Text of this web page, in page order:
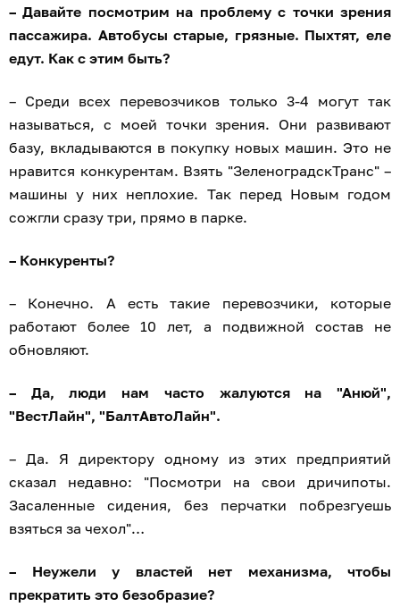
– Давайте посмотрим на проблему с точки зрения
пассажира. Автобусы старые, грязные. Пыхтят, еле
едут. Как с этим быть?
– Среди всех перевозчиков только 3-4 могут так
называться, с моей точки зрения. Они развивают
базу, вкладываются в покупку новых машин. Это не
нравится конкурентам. Взять "ЗеленоградскТранс" –
машины у них неплохие. Так перед Новым годом
сожгли сразу три, прямо в парке.
– Конкуренты?
– Конечно. А есть такие перевозчики, которые
работают более 10 лет, а подвижной состав не
обновляют.
– Да, люди нам часто жалуются на "Анюй",
"ВестЛайн", "БалтАвтоЛайн".
– Да. Я директору одному из этих предприятий
сказал недавно: "Посмотри на свои дричипоты.
Засаленные сидения, без перчатки побрезгуешь
взяться за чехол"…
– Неужели у властей нет механизма, чтобы
прекратить это безобразие?